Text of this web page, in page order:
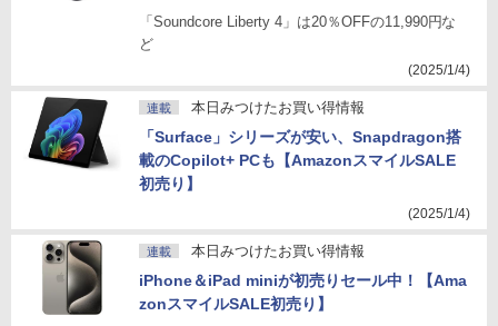
「Soundcore Liberty 4」は20％OFFの11,990円な
ど
(2025/1/4)
連載 本日みつけたお買い得情報
「Surface」シリーズが安い、Snapdragon搭
載のCopilot+ PCも【AmazonスマイルSALE
初売り】
(2025/1/4)
連載 本日みつけたお買い得情報
iPhone＆iPad miniが初売りセール中！【Ama
zonスマイルSALE初売り】